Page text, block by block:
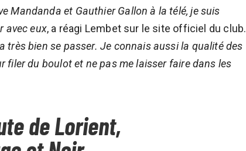
Mandanda et Gauthier Gallon à la télé, je suis
avec eux, a réagi Lembet sur le site officiel du club.
très bien se passer. Je connais aussi la qualité des
filer du boulot et ne pas me laisser faire dans les
de Lorient,